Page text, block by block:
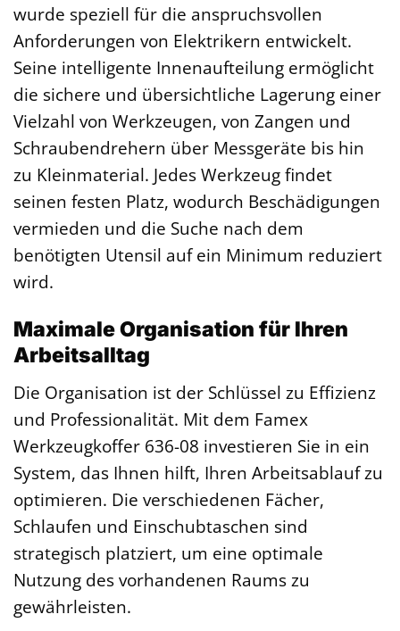
wurde speziell für die anspruchsvollen
Anforderungen von Elektrikern entwickelt.
Seine intelligente Innenaufteilung ermöglicht
die sichere und übersichtliche Lagerung einer
Vielzahl von Werkzeugen, von Zangen und
Schraubendrehern über Messgeräte bis hin
zu Kleinmaterial. Jedes Werkzeug findet
seinen festen Platz, wodurch Beschädigungen
vermieden und die Suche nach dem
benötigten Utensil auf ein Minimum reduziert
wird.
Maximale Organisation für Ihren
Arbeitsalltag
Die Organisation ist der Schlüssel zu Effizienz
und Professionalität. Mit dem Famex
Werkzeugkoffer 636-08 investieren Sie in ein
System, das Ihnen hilft, Ihren Arbeitsablauf zu
optimieren. Die verschiedenen Fächer,
Schlaufen und Einschubtaschen sind
strategisch platziert, um eine optimale
Nutzung des vorhandenen Raums zu
gewährleisten.